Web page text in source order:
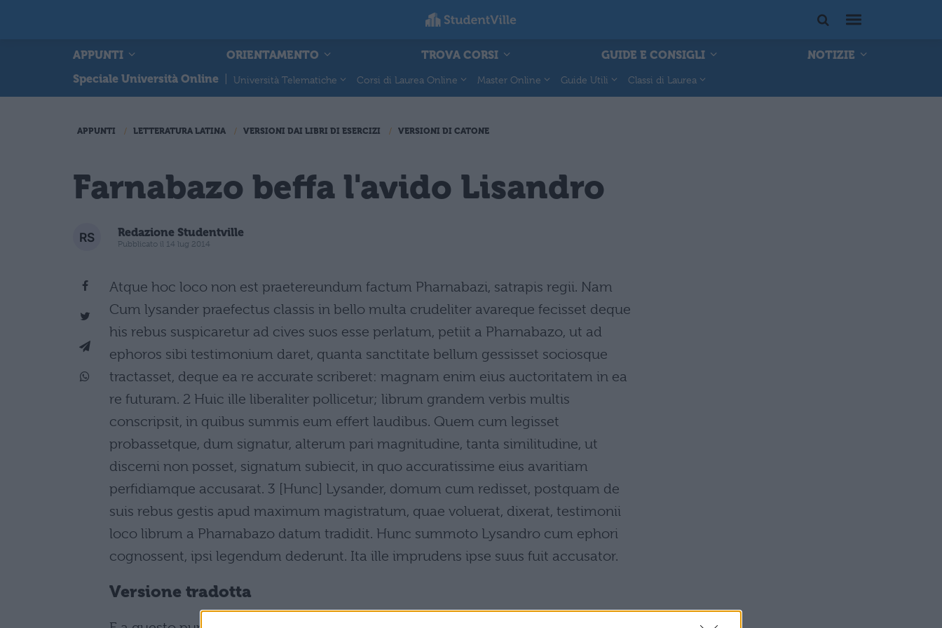
APPUNTI ORIENTAMENTO TROVA CORSI GUIDE E CONSIGLI
NOTIZIE
Speciale Università Online
Università Telematiche Corsi di Laurea Online Master Online Guide Utili Classi di Laurea
APPUNTI LETTERATURA LATINA VERSIONI DAI LIBRI DI ESERCIZI VERSIONI DI CATONE
Farnabazo beffa l'avido Lisandro
Redazione Studentville
Pubblicato il 14 lug 2014
Atque hoc loco non est praetereundum factum Pharnabazi, satrapis regii. Nam
Cum lysander praefectus classis in bello multa crudeliter avareque fecisset deque
his rebus suspicaretur ad cives suos esse perlatum, petiit a Pharnabazo, ut ad
ephoros sibi testimonium daret, quanta sanctitate bellum gessisset sociosque
tractasset, deque ea re accurate scriberet: magnam enim eius auctoritatem in ea
re futuram. 2 Huic ille liberaliter pollicetur; librum grandem verbis multis
conscripsit, in quibus summis eum effert laudibus. Quem cum legisset
probassetque, dum signatur, alterum pari magnitudine, tanta similitudine, ut
discerni non posset, signatum subiecit, in quo accuratissime eius avaritiam
perfidiamque accusarat. 3 [Hunc] Lysander, domum cum redisset, postquam de
suis rebus gestis apud maximum magistratum, quae voluerat, dixerat, testimonii
loco librum a Pharnabazo datum tradidit. Hunc summoto Lysandro cum ephori
cognossent, ipsi legendum dederunt. Ita ille imprudens ipse suus fuit accusator.
Versione tradotta